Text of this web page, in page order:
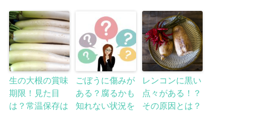
生の大根の賞味
期限！見た目
は？常温保存は
ごぼうに傷みが
ある？腐るかも
知れない状況を
レンコンに黒い
点々がある！？
その原因とは？